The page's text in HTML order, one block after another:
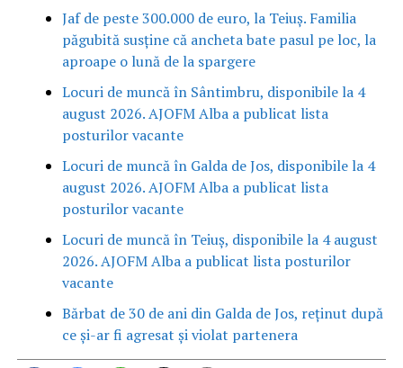
Jaf de peste 300.000 de euro, la Teiuș. Familia
păgubită susține că ancheta bate pasul pe loc, la
aproape o lună de la spargere
Locuri de muncă în Sântimbru, disponibile la 4
august 2026. AJOFM Alba a publicat lista
posturilor vacante
Locuri de muncă în Galda de Jos, disponibile la 4
august 2026. AJOFM Alba a publicat lista
posturilor vacante
Locuri de muncă în Teiuș, disponibile la 4 august
2026. AJOFM Alba a publicat lista posturilor
vacante
Bărbat de 30 de ani din Galda de Jos, reținut după
ce și-ar fi agresat și violat partenera